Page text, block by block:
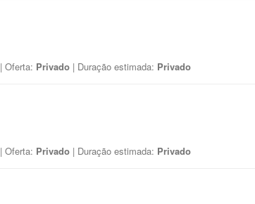
| Oferta: Privado | Duração estimada: Privado
| Oferta: Privado | Duração estimada: Privado